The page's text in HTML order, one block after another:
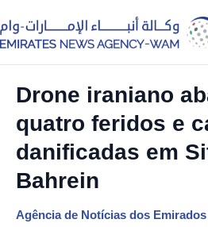
Drone iraniano
quatro feridos e
danificadas em
Bahrein
Agência de Notícias dos Emirados